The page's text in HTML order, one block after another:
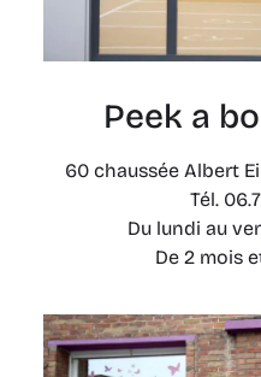
Peek a
60 chaussée Albert
Tél.
Du lundi au
De 2 mois